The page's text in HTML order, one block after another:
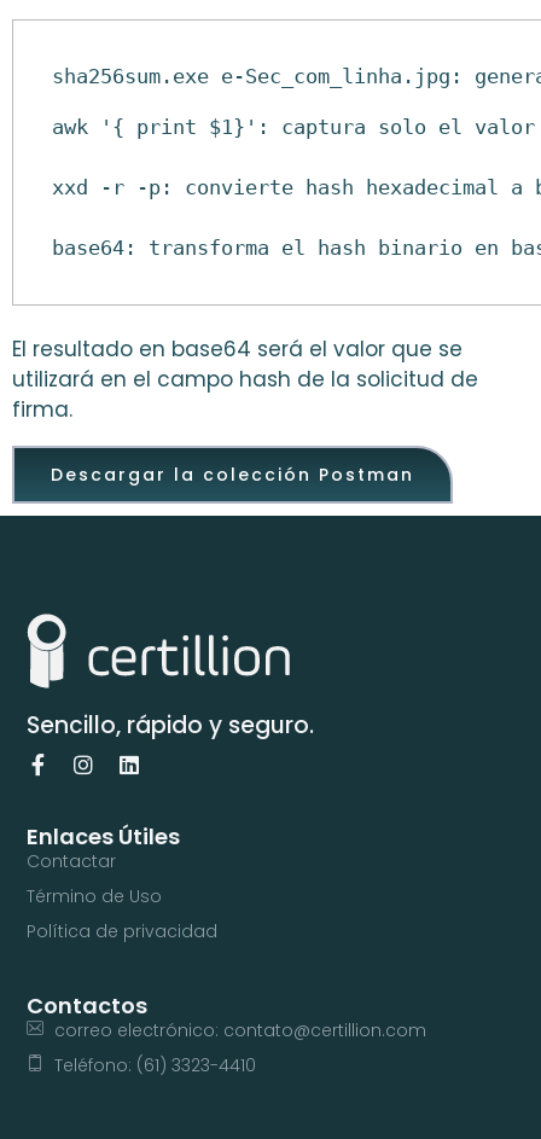
sha256sum.exe e-Sec_com_linha.jpg:
awk '{ print $1}': captura solo el valor
xxd -r -p: convierte hash hexadecimal a
base64: transforma el hash binario en
El resultado en base64 será el valor que se
utilizará en el campo hash de la solicitud de
firma.
Descargar la colección Postman
Sencillo, rápido y seguro.
Enlaces Útiles
Contactar
Término de Uso
Política de privacidad
Contactos
correo electrónico: contato@certillion.com
Teléfono: (61) 3323-4410